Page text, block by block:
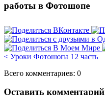
работы в Фотошопе
< Уроки Фотошопа 12 часть
Всего комментариев: 0
Оставить комментарий